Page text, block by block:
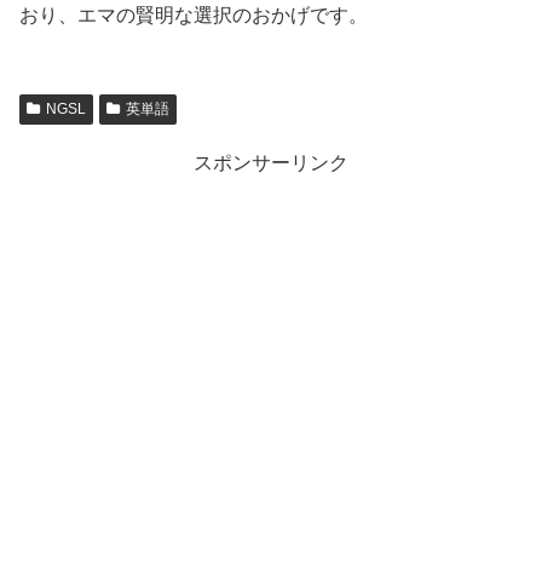
おり、エマの賢明な選択のおかげです。
NGSL 英単語
スポンサーリンク